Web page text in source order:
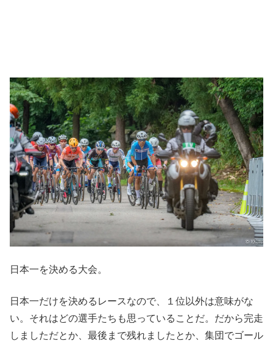
日本一を決める大会。
日本一だけを決めるレースなので、１位以外は意味がな
い。それはどの選手たちも思っていることだ。だから完走
しましただとか、最後まで残れましたとか、集団でゴール